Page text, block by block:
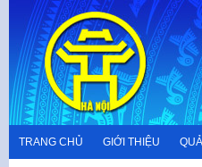
content
TRANG CHỦ GIỚI THIỆU